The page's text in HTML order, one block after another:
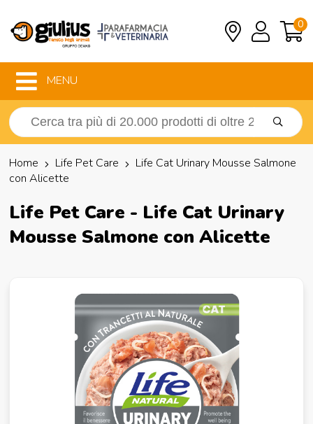
0
MENU
Home Life Pet Care
Life Cat Urinary Mousse Salmone
con Alicette
Life Pet Care - Life Cat Urinary
Mousse Salmone con Alicette